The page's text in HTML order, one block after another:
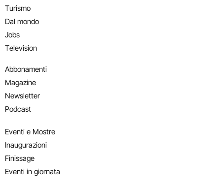
Turismo
Dal mondo
Jobs
Television
Abbonamenti
Magazine
Newsletter
Podcast
Eventi e Mostre
Inaugurazioni
Finissage
Eventi in giornata